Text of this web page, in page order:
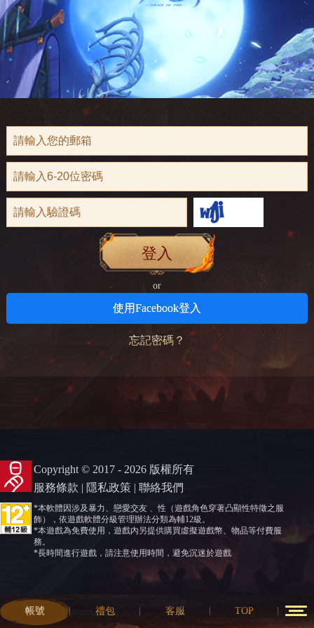
登入
or
使用Facebook登入
忘記密碼？
Copyright © 2017 - 2026 版權所有
服務條款 | 隱私政策 | 聯絡我們
*本軟體因涉及暴力、戀愛交友 、性（遊戲角色穿著凸顯性特徵之服
飾），依遊戲軟體分級管理辦法分類為輔12級。
*本遊戲為免費使用，遊戲內另提供購買虛擬遊戲幣、物品等付費服
務。
*長時間進行遊戲，請注意使用時間，避免沉迷於遊戲
帳號 禮包 客服 TOP 12